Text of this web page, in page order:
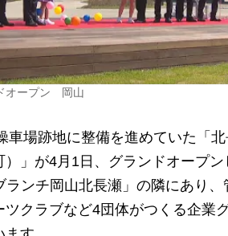
オープン 岡山
場跡地に整備を進めていた「
」が4月1日、グランドオープ
ンチ岡山北長瀬」の隣にあり、
クラブなど4団体がつくる企業